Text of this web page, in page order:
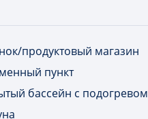
продуктовый магазин
пункт
бассейн с подогревом